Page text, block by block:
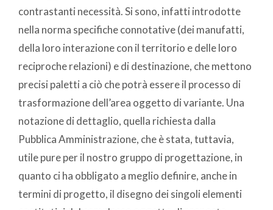
contrastanti necessità. Si sono, infatti introdotte
nella norma specifiche connotative (dei manufatti,
della loro interazione con il territorio e delle loro
reciproche relazioni) e di destinazione, che mettono
precisi paletti a ciò che potrà essere il processo di
trasformazione dell’area oggetto di variante. Una
notazione di dettaglio, quella richiesta dalla
Pubblica Amministrazione, che è stata, tuttavia,
utile pure per il nostro gruppo di progettazione, in
quanto ci ha obbligato a meglio definire, anche in
termini di progetto, il disegno dei singoli elementi